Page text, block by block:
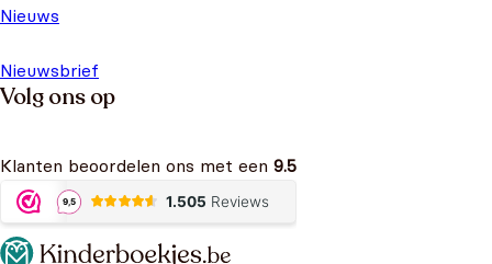
Nieuws
Nieuwsbrief
Volg ons op
Klanten beoordelen ons met een 9.5